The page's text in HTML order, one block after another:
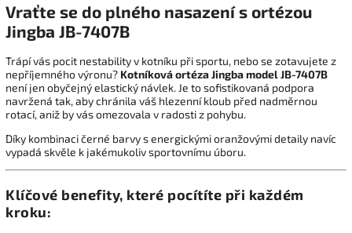
Vraťte se do plného nasazení s ortézou
Jingba JB-7407B
Trápí vás pocit nestability v kotníku při sportu, nebo se zotavujete z
nepříjemného výronu? Kotníková ortéza Jingba model JB-7407B
není jen obyčejný elastický návlek. Je to sofistikovaná podpora
navržená tak, aby chránila váš hlezenní kloub před nadměrnou
rotací, aniž by vás omezovala v radosti z pohybu.
Díky kombinaci černé barvy s energickými oranžovými detaily navíc
vypadá skvěle k jakémukoliv sportovnímu úboru.
Klíčové benefity, které pocítíte při každém
kroku: